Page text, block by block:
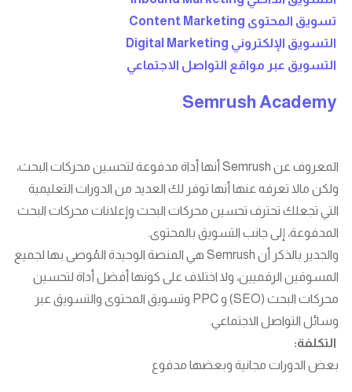
تسويق المحتوى Content Marketing
التسويق الإلكتروني Digital Marketing
التسويق عبر مواقع التواصل الاجتماعي
Semrush Academy
المعروف عن Semrush أنها أداة مدفوعة لتحسين محركات البحث،
ولكن مالا تعرفه عنها أنها توفر لك العديد من الدورات التعليمية
التي تجعلك تحترف تحسين محركات البحث وإعلانات محركات البحث
المدفوعة، إلى جانب التسويق بالمحتوى.
والجدير بالذكر أن Semrush هي المنصة الوحيدة المُوصى بها لجميع
المسوقين الرقميين، ولا اختلاف على كونها أفضل أداة لتحسين
محركات البحث (SEO) و PPC وتسويق المحتوى والتسويق عبر
وسائل التواصل الاجتماعي.
التكلفة:
بعض الدورات مجانية وبعضها مدفوع